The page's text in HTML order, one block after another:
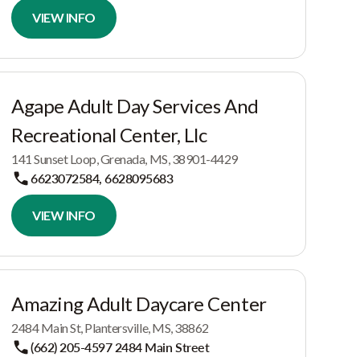
VIEW INFO
Agape Adult Day Services And
Recreational Center, Llc
141 Sunset Loop, Grenada, MS, 38901-4429
6623072584, 6628095683
VIEW INFO
Amazing Adult Daycare Center
2484 Main St, Plantersville, MS, 38862
(662) 205-4597 2484 Main Street